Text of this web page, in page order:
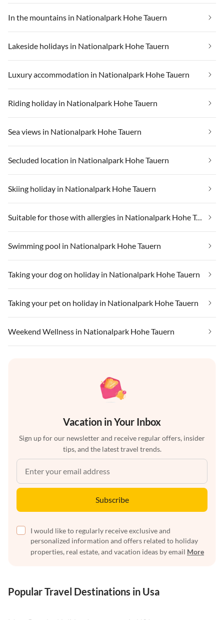
In the mountains in Nationalpark Hohe Tauern
Lakeside holidays in Nationalpark Hohe Tauern
Luxury accommodation in Nationalpark Hohe Tauern
Riding holiday in Nationalpark Hohe Tauern
Sea views in Nationalpark Hohe Tauern
Secluded location in Nationalpark Hohe Tauern
Skiing holiday in Nationalpark Hohe Tauern
Suitable for those with allergies in Nationalpark Hohe Tauern
Swimming pool in Nationalpark Hohe Tauern
Taking your dog on holiday in Nationalpark Hohe Tauern
Taking your pet on holiday in Nationalpark Hohe Tauern
Weekend Wellness in Nationalpark Hohe Tauern
Vacation in Your Inbox
Sign up for our newsletter and receive regular offers, insider
tips, and the latest travel trends.
Subscribe
I would like to regularly receive exclusive and
personalized information and offers related to holiday
properties, real estate, and vacation ideas by email More
Popular Travel Destinations in Usa